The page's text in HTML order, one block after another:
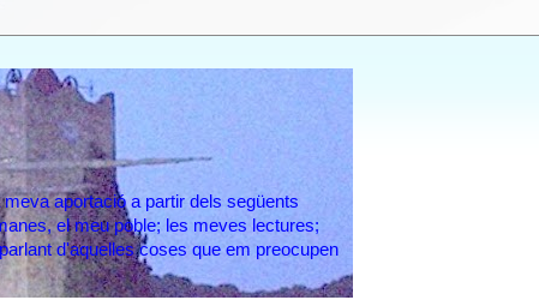
aportació a partir dels següents
el meu poble; les meves lectures;
d'aquelles coses que em preocupen